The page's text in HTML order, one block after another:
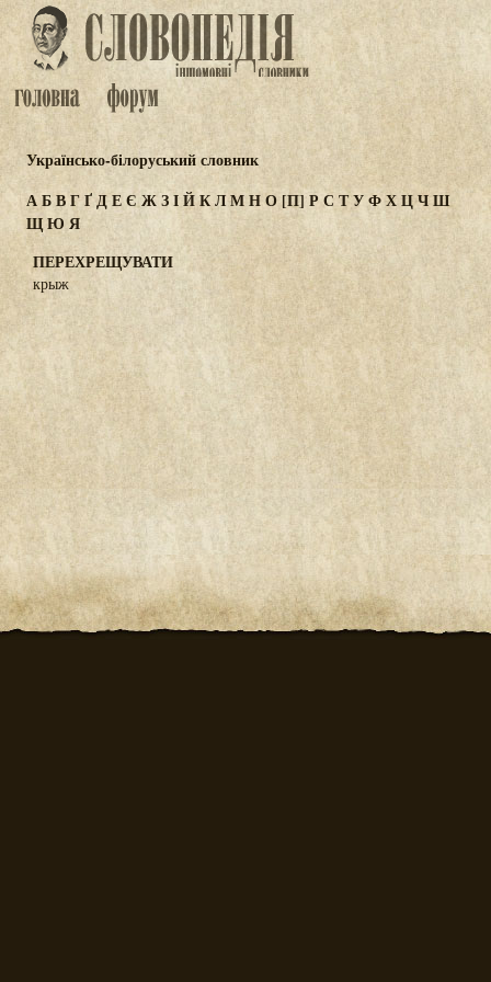
Українсько-білоруський словник
АБВГҐДЕЄ ЖЗІЙКЛМНО[П] Р С ТУФХЦЧШ
ЩЮ Я
ПЕРЕХРЕЩУВАТИ
крыж